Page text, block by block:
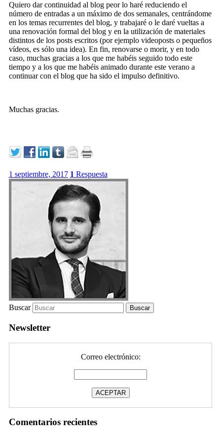
Quiero dar continuidad al blog peor lo haré reduciendo el
número de entradas a un máximo de dos semanales, centrándome
en los temas recurrentes del blog, y trabajaré o le daré vueltas a
una renovación formal del blog y en la utilización de materiales
distintos de los posts escritos (por ejemplo videoposts o pequeños
vídeos, es sólo una idea). En fin, renovarse o morir, y en todo
caso, muchas gracias a los que me habéis seguido todo este
tiempo y a los que me habéis animado durante este verano a
continuar con el blog que ha sido el impulso definitivo.
Muchas gracias.
1 septiembre, 2017 1 Respuesta
Buscar
Newsletter
Correo electrónico:
Comentarios recientes